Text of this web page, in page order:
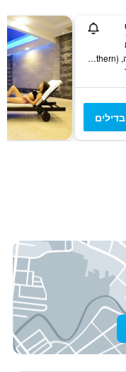
רח' אלחדיף 1, טבריה, Haûafon (Northern), ישראל